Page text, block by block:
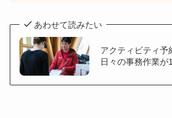
あわせて読みたい
アクティビティ予
日々の事務作業が